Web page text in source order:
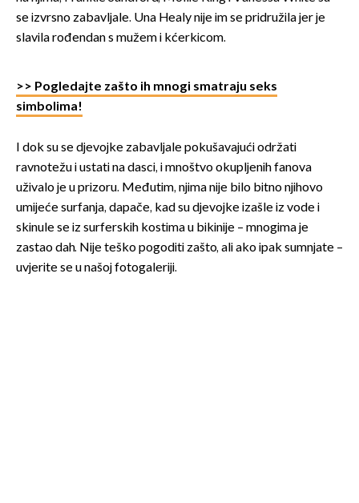
se izvrsno zabavljale. Una Healy nije im se pridružila jer je
slavila rođendan s mužem i kćerkicom.
>> Pogledajte zašto ih mnogi smatraju seks
simbolima!
I dok su se djevojke zabavljale pokušavajući održati
ravnotežu i ustati na dasci, i mnoštvo okupljenih fanova
uživalo je u prizoru. Međutim, njima nije bilo bitno njihovo
umijeće surfanja, dapače, kad su djevojke izašle iz vode i
skinule se iz surferskih kostima u bikinije – mnogima je
zastao dah. Nije teško pogoditi zašto, ali ako ipak sumnjate –
uvjerite se u našoj fotogaleriji.